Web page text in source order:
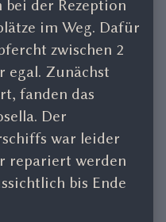
der Rezeption
im Weg. Dafür
zwischen 2
egal. Zunächst
fanden das
Der
war leider
repariert werden
bis Ende